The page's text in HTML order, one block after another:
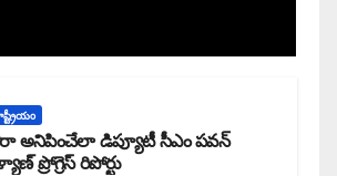
అనిపించేలా డిప్యూటీ సీఎం పవన్
ప్రోగ్రెస్ రిపోర్టు